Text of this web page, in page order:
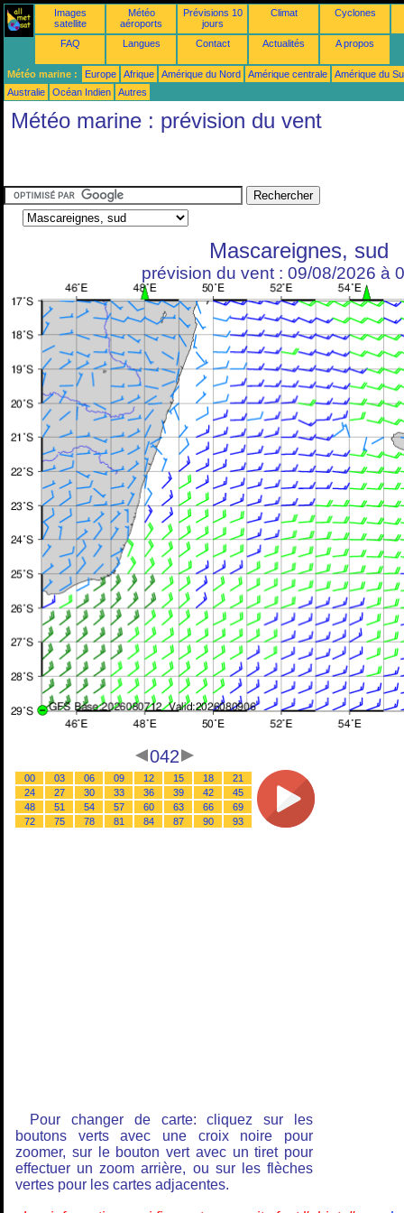
Images
satellite
Météo
aéroports
Prévisions 10
jours
Climat Cyclones
FAQ Langues Contact Actualités A propos
Météo marine : Europe Afrique Amérique du Nord Amérique centrale
Amérique du
Australie
Océan Indien Autres
Météo marine : prévision du vent
Mascareignes, sud
prévision du vent : 09/08/2026 à
042
00 03 06 09 12 15 18
21
24
27 30 33 36 39 42
45
48
51 54 57 60 63 66
69
72
75 78 81 84 87 90 93
Pour changer de carte: cliquez sur les
boutons verts avec une croix noire pour
zoomer, sur le bouton vert avec un tiret pour
effectuer un zoom arrière, ou sur les flèches
vertes pour les cartes adjacentes.